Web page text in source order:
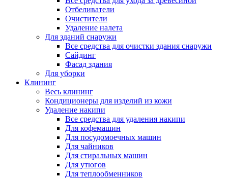
Отбеливатели
Очистители
Удаление налета
Для зданий снаружи
Все средства для очистки здания снаружи
Сайдинг
Фасад здания
Для уборки
Клининг
Весь клининг
Кондиционеры для изделий из кожи
Удаление накипи
Все средства для удаления накипи
Для кофемашин
Для посудомоечных машин
Для чайников
Для стиральных машин
Для утюгов
Для теплообменников